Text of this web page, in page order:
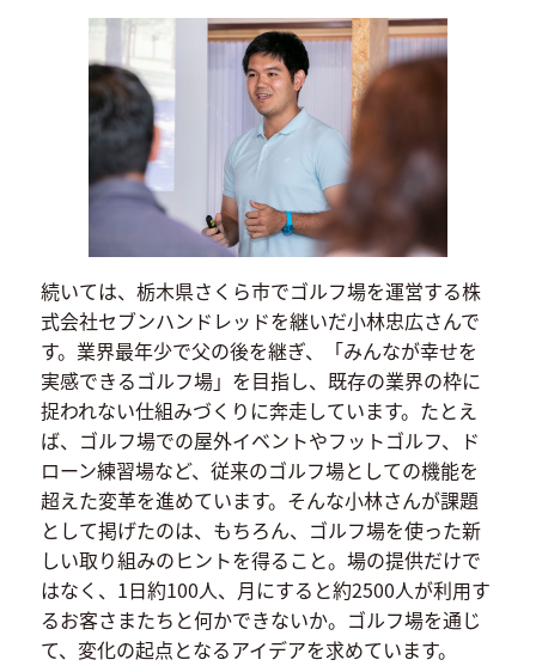
続いては、栃木県さくら市でゴルフ場を運営する株
式会社セブンハンドレッドを継いだ小林忠広さんで
す。業界最年少で父の後を継ぎ、「みんなが幸せを
実感できるゴルフ場」を目指し、既存の業界の枠に
捉われない仕組みづくりに奔走しています。たとえ
ば、ゴルフ場での屋外イベントやフットゴルフ、ド
ローン練習場など、従来のゴルフ場としての機能を
超えた変革を進めています。そんな小林さんが課題
として掲げたのは、もちろん、ゴルフ場を使った新
しい取り組みのヒントを得ること。場の提供だけで
はなく、1日約100人、月にすると約2500人が利用す
るお客さまたちと何かできないか。ゴルフ場を通じ
て、変化の起点となるアイデアを求めています。